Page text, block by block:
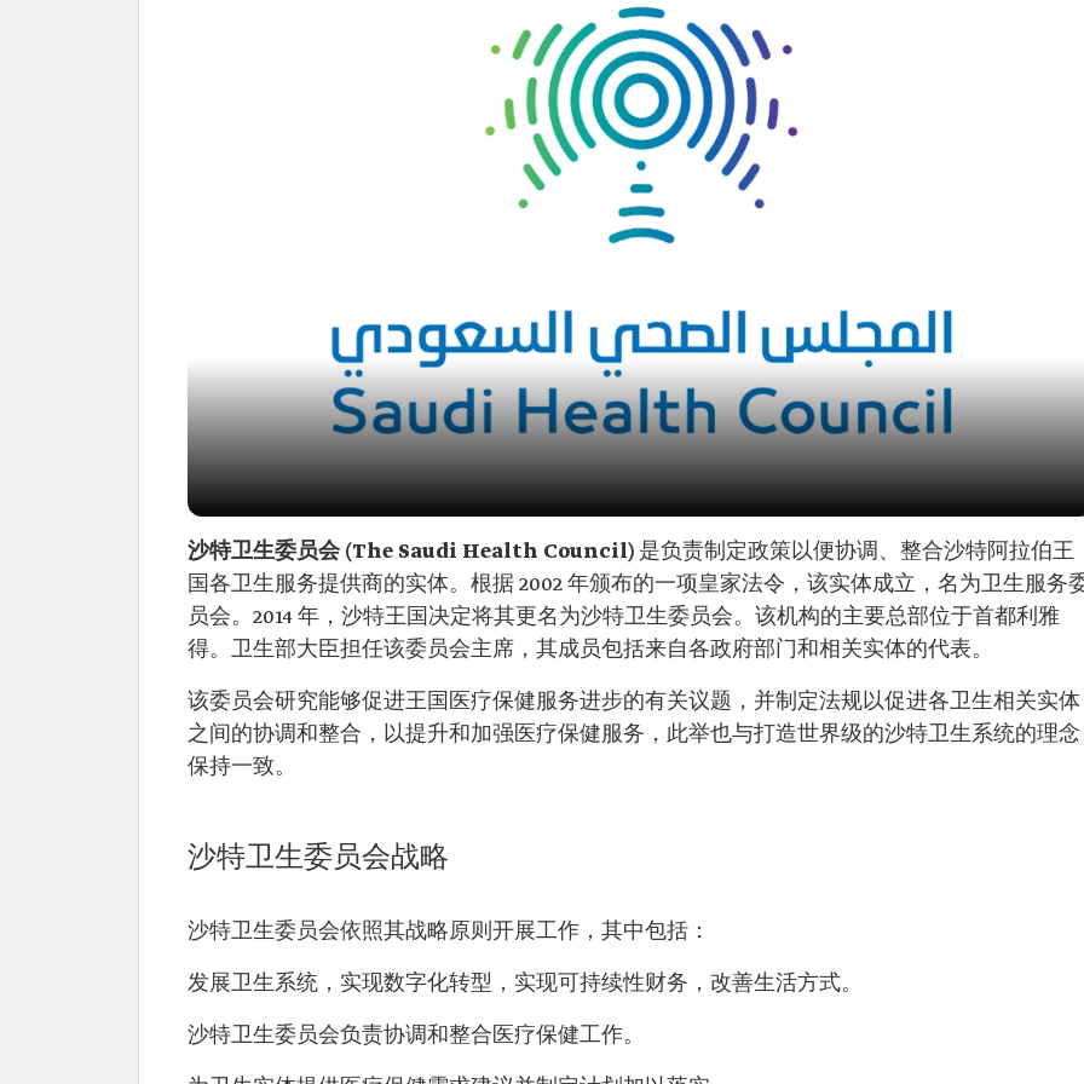
沙特卫生委员会 (The Saudi Health Council) 是负责制定政策以便协调、整合沙特阿拉伯王
国各卫生服务提供商的实体。根据 2002 年颁布的一项皇家法令，该实体成立，名为卫生服务
员会。2014 年，沙特王国决定将其更名为沙特卫生委员会。该机构的主要总部位于首都利雅
得。卫生部大臣担任该委员会主席，其成员包括来自各政府部门和相关实体的代表。
该委员会研究能够促进王国医疗保健服务进步的有关议题，并制定法规以促进各卫生相关实体
之间的协调和整合，以提升和加强医疗保健服务，此举也与打造世界级的沙特卫生系统的理念
保持一致。
沙特卫生委员会战略
沙特卫生委员会依照其战略原则开展工作，其中包括：
发展卫生系统，实现数字化转型，实现可持续性财务，改善生活方式。
沙特卫生委员会负责协调和整合医疗保健工作。